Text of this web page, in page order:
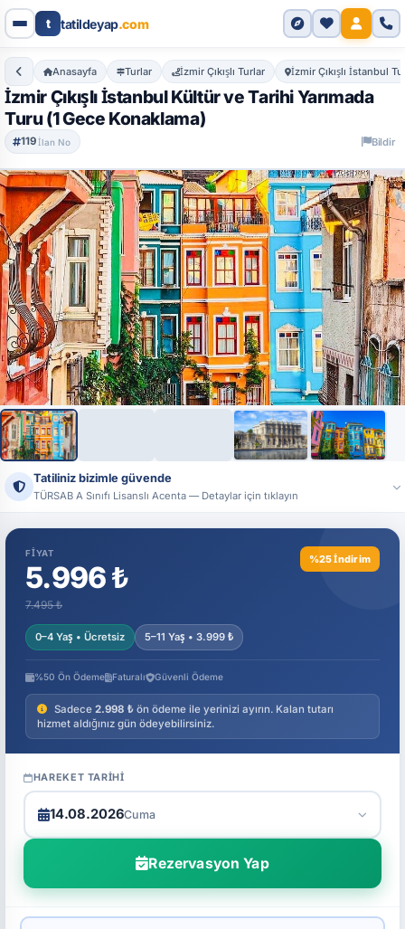
t tatildeyap.com
Anasayfa Turlar İzmir Çıkışlı Turlar İzmir Çıkışlı İstanbul
İzmir Çıkışlı İstanbul Kültür ve Tarihi Yarımada
Turu (1 Gece Konaklama)
119 İlan No Bildir
Tatiliniz bizimle güvende
TÜRSAB A Sınıfı Lisanslı Acenta — Detaylar için tıklayın
Ünvan:Tatildeyap Turizm Seyahat Acentası
17444 — T.C. Kültür ve Turizm Bakanlığı, A Sınıfı
Genel Bakış Dahil Olanlar
FIYAT
5.996 ₺
7.495 ₺
%25 İndirim
0–4 Yaş • Ücretsiz 5–11 Yaş • 3.999 ₺
%50 Ön Ödeme Faturalı Güvenli Ödeme
Sadece 2.998 ₺ ön ödeme ile yerinizi ayırın. Kalan tutarı
hizmet aldığınız gün ödeyebilirsiniz.
HAREKET TARIHI
14.08.2026Cuma
Rezervasyon Yap